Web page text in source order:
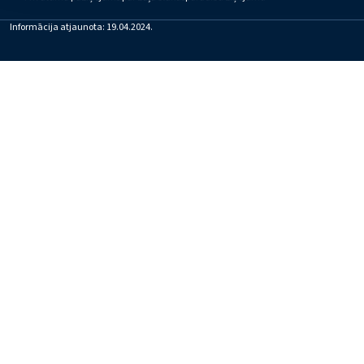
Informācija atjaunota: 19.04.2024.